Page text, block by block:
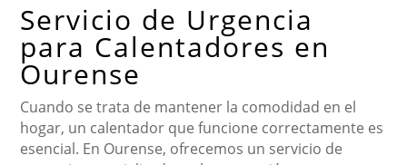
Servicio de Urgencia
para Calentadores en
Ourense
Cuando se trata de mantener la comodidad en el
hogar, un calentador que funcione correctamente es
esencial. En Ourense, ofrecemos un servicio de